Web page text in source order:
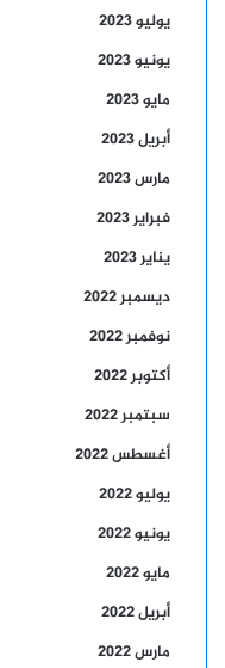
يوليو 2023
يونيو 2023
مايو 2023
أبريل 2023
مارس 2023
فبراير 2023
يناير 2023
ديسمبر 2022
نوفمبر 2022
أكتوبر 2022
سبتمبر 2022
أغسطس 2022
يوليو 2022
يونيو 2022
مايو 2022
أبريل 2022
مارس 2022